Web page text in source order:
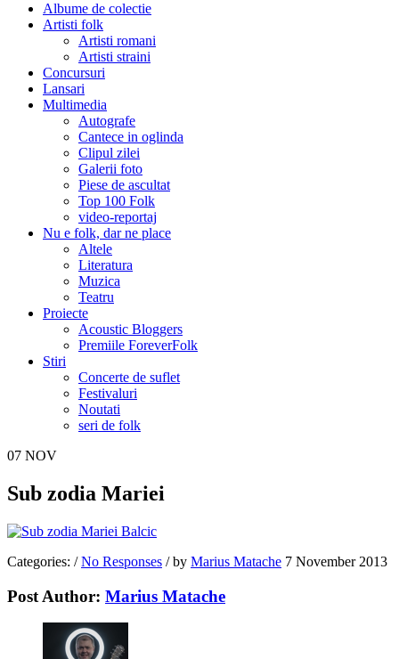
Albume de colectie
Artisti folk
Artisti romani
Artisti straini
Concursuri
Lansari
Multimedia
Autografe
Cantece in oglinda
Clipul zilei
Galerii foto
Piese de ascultat
Top 100 Folk
video-reportaj
Nu e folk, dar ne place
Altele
Literatura
Muzica
Teatru
Proiecte
Acoustic Bloggers
Premiile ForeverFolk
Stiri
Concerte de suflet
Festivaluri
Noutati
seri de folk
07 NOV
Sub zodia Mariei
Categories: / No Responses /by Marius Matache 7 November 2013
Post Author: Marius Matache